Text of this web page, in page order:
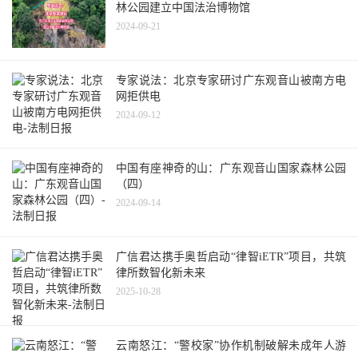
林公园建立中国法治博物馆
2024-09-21
专家说法：北京专家研讨广东观音山被南方电
网拒供电
2024-09-12
中国有座神奇的山：广东观音山国家森林公园
（四）
2024-09-14
广信君达携手奥哲启动“律智iETR”项目，共筑
律所数智化新未来
2025-10-28
云南怒江：“警校家”协作机制破解未成年人游